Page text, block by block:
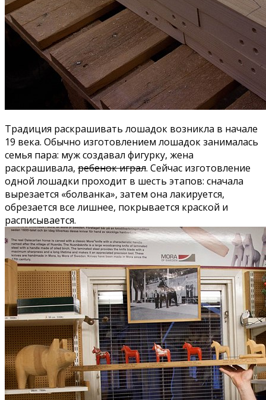
Традиция раскрашивать лошадок возникла в начале
19 века. Обычно изготовлением лошадок занималась
семья пара: муж создавал фигурку, жена
раскрашивала, ребенок играл. Сейчас изготовление
одной лошадки проходит в шесть этапов: сначала
вырезается «болванка», затем она лакируется,
обрезается все лишнее, покрывается краской и
расписывается.